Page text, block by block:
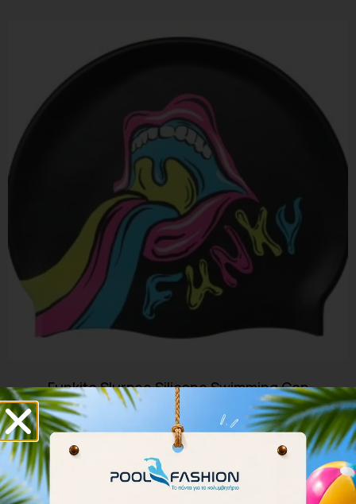
Funkita Slurpee Silicone Swimming Cap
FYG017N7176100
15.30€
Διαβάστε περισσότερα